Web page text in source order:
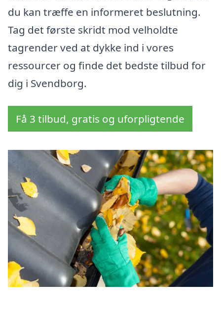
du kan træffe en informeret beslutning.
Tag det første skridt mod velholdte
tagrender ved at dykke ind i vores
ressourcer og finde det bedste tilbud for
dig i Svendborg.
Få 3 tilbud, gratis og uforpligtende